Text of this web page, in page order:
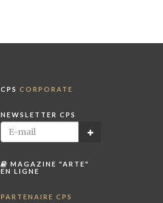
CPS CORPORATE
NEWSLETTER CPS
MAGAZINE "ARTE"
EN LIGNE
PARTENAIRE CPS